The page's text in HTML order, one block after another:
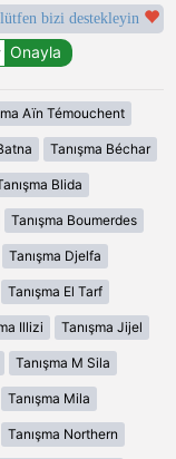
bizi destekleyin
Aïn Témouchent
Tanışma Béchar
Blida
Tanışma Boumerdes
Tanışma Djelfa
Tanışma El Tarf
Illizi Tanışma Jijel
Tanışma M Sila
Tanışma Mila
Tanışma Northern